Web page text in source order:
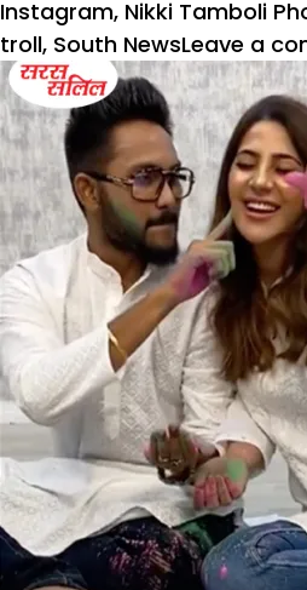
Instagram, Nikki Tamboli
troll, South NewsLeave a